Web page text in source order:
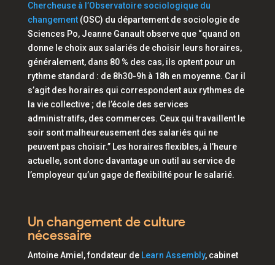
Chercheuse à l’Observatoire sociologique du
changement(OSC) du département de sociologie de
Sciences Po, Jeanne Ganault observe que “quand on
donne le choix aux salariés de choisir leurs horaires,
généralement, dans 80 % des cas, ils optent pour un
rythme standard : de 8h30-9h à 18h en moyenne. Car il
s’agit des horaires qui correspondent aux rythmes de
la vie collective ; de l’école des services
administratifs, des commerces. Ceux qui travaillent le
soir sont malheureusement des salariés qui ne
peuvent pas choisir.” Les horaires flexibles, à l’heure
actuelle, sont donc davantage un outil au service de
l’employeur qu’un gage de flexibilité pour le salarié.
Un changement de culture
nécessaire
Antoine Amiel, fondateur de Learn Assembly, cabinet